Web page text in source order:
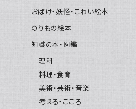
おばけ・妖怪・こわい絵本
のりもの絵本
知識の本・図鑑
理科
料理・食育
美術・芸術・音楽
考える・こころ